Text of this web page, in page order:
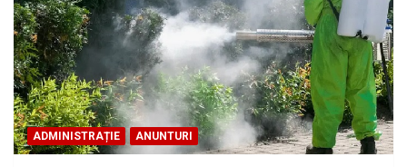
ADMINISTRAȚIE ANUNTURI